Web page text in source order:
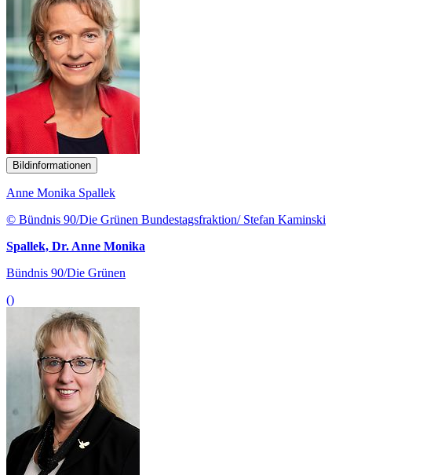
Bildinformationen
Anne Monika Spallek
© Bündnis 90/Die Grünen Bundestagsfraktion/ Stefan Kaminski
Spallek, Dr. Anne Monika
Bündnis 90/Die Grünen
()